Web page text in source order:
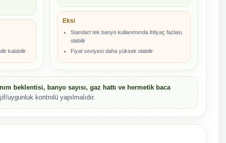
kalabilir
Eksi
Standart tek banyo kullanımında ihtiyaç fazlası
olabilir
Fiyat seviyesi daha yüksek olabilir
beklentisi, banyo sayısı, gaz hattı ve hermetik baca
uygunluk kontrolü yapılmalıdır.